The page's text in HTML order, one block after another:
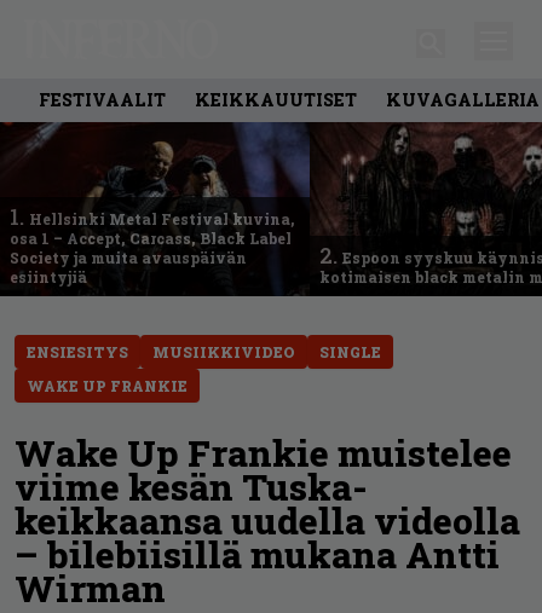
FESTIVAALIT KEIKKAUUTISET KUVAGALLERIA
1. Hellsinki Metal Festival kuvina,
osa 1 – Accept, Carcass, Black Label
Society ja muita avauspäivän
esiintyjiä
2. Espoon syyskuu
kotimaisen black metalin
ENSIESITYS MUSIIKKIVIDEO
SINGLE
WAKE UP FRANKIE
Wake Up Frankie muistelee
viime kesän Tuska-
keikkaansa uudella videolla
– bilebiisillä mukana Antti
Wirman